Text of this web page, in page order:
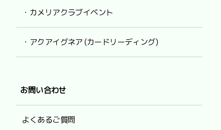
・カメリアクラブイベント
・アクアイグネア (カードリーディング)
お問い合わせ
よくあるご質問